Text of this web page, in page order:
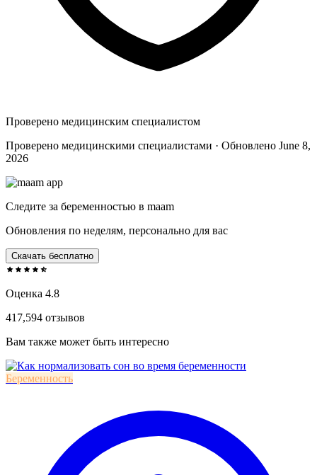
Проверено медицинским специалистом
Проверено медицинскими специалистами · Обновлено June 8,
2026
Следите за беременностью в maam
Обновления по неделям, персонально для вас
Скачать бесплатно
Оценка 4.8
417,594 отзывов
Вам также может быть интересно
Беременность